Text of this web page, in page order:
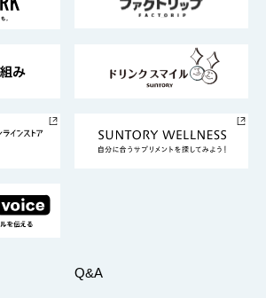
ーズ大阪
えるサステナビリティ経営
Q&A